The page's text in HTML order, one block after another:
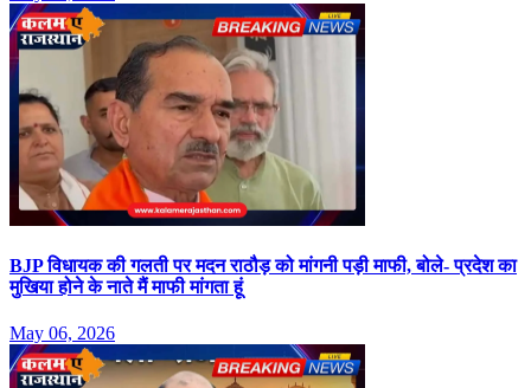
BJP विधायक की गलती पर मदन राठौड़ को मांगनी पड़ी माफी, बोले- प्रदेश का
मुखिया होने के नाते मैं माफी मांगता हूं
May 06, 2026